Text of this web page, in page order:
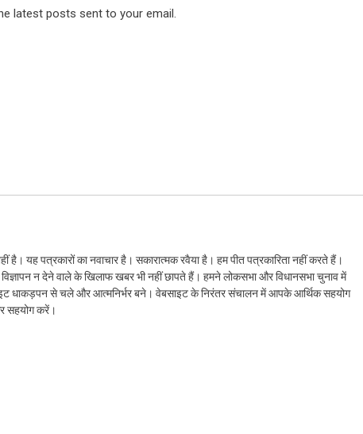
latest posts sent to your email.
है। यह पत्रकारों का नवाचार है। सकारात्मक रवैया है। हम पीत पत्रकारिता नहीं करते हैं।
न देने वाले के खिलाफ खबर भी नहीं छापते हैं। हमने लोकसभा और विधानसभा चुनाव में
धाकड़पन से चले और आत्मनिर्भर बने। वेबसाइट के निरंतर संचालन में आपके आर्थिक सहयोग
सहयोग करें।